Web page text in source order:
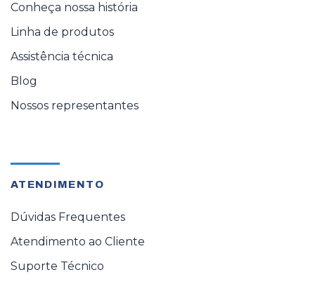
Conheça nossa história
Linha de produtos
Assistência técnica
Blog
Nossos representantes
ATENDIMENTO
Dúvidas Frequentes
Atendimento ao Cliente
Suporte Técnico